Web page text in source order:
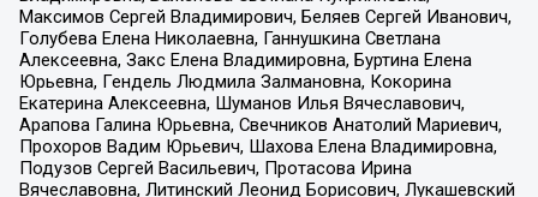
Максимов Сергей Владимирович, Беляев Сергей Иванович,
Голубева Елена Николаевна, Ганнушкина Светлана
Алексеевна, Закс Елена Владимировна, Буртина Елена
Юрьевна, Гендель Людмила Залмановна, Кокорина
Екатерина Алексеевна, Шуманов Илья Вячеславович,
Арапова Галина Юрьевна, Свечников Анатолий Мариевич,
Прохоров Вадим Юрьевич, Шахова Елена Владимировна,
Подузов Сергей Васильевич, Протасова Ирина
Вячеславовна, Литинский Леонид Борисович, Лукашевский